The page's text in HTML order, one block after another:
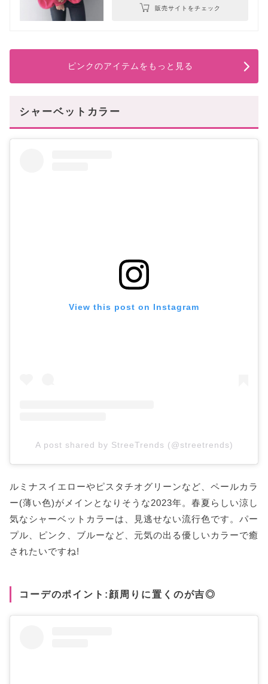
販売サイトをチェック
ピンクのアイテムをもっと見る
シャーベットカラー
View this post on Instagram
A post shared by StreeTrends (@streetrends)
ルミナスイエローやピスタチオグリーンなど、ペールカラ
ー(薄い色)がメインとなりそうな2023年。春夏らしい涼し
気なシャーベットカラーは、見逃せない流行色です。パー
プル、ピンク、ブルーなど、元気の出る優しいカラーで癒
されたいですね!
コーデのポイント:顔周りに置くのが吉◎